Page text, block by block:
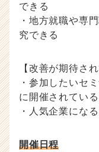
できる
・地方就職や専
究できる
【改善が期待さ
・参加したいセ
に開催されてい
・人気企業にな
開催日程